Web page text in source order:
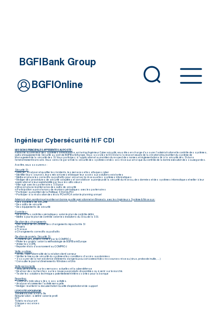
BGFIBank Group
BGFIOnline
Ingénieur Cybersécurité H/F CDI
MISSIONS PRINCIPALES AFFERENTES AU POSTE :
Rattaché au Directeur des Systèmes d’Informations, en tant qu’Ingénieur Cybersécurité, vous êtes en charge d’assurer l’administration et le contrôle des systèmes,
outils et équipement de Sécurité au sein de BGFIBank Europe. Vous assistez le RSSI dans la mise en œuvre de la création et/ou maintien du système de
Management de la sécurité des SI. Vous participez à l’application et au maintien du respect des normes et règlementations lié à la sécurité des SI dans
l’environnement bancaire. Vous serez le garant de la sécurité des systèmes et des ses réseaux ainsi que du contrôle de la bonne exécution des sauvegardes.
A ce titre, vous assurerez :
Sécurité SI :
• Détecter, analyser et qualifier les incidents, les menaces et les attaques cyber
• Identifier leurs sources, leurs mécanismes et bloquer leur accès aux solutions existantes
• Mettre en place les correctifs ou palliatifs pour sécuriser le réseau et les systèmes informatiques
• Rédiger des procédures de sécurité adaptées et sensibiliser aux enjeux de la sécurité du réseau, des données et des systèmes informatiques et veiller à leur
application et à leur exploitabilité par tous les utilisateurs
• Interagir avec les partenaires SSI pour
o Mise en place/ maintenance des outils de sécurité
o Participation aux instances de réunions périodiques avec les partenaires
• Participer au maintien de la Politique SSI et du PCI
• Participer à la réalisation des tests PCI et PCA selon le planning annuel
Administration, monitoring et maintien en bonne qualité opérationnel en Binomats avec les Ingénieurs Système & Réseaux :
• Des systèmes de sécurité
• Des outils de sécurité
• Des équipements de sécurité
Contrôles :
• Réaliser les contrôles périodiques selon le plan de contrôle défini.
• Mettre à jour le plan de contrôle selon les évolutions du SI ou de la SSI.
Gestion des changements
• Être acteur de l’ensemble des changements impactant le SI
o Projets
o Travaux
o Changements correctifs ou palliatifs
Gestion de projets Sécurité SI :
• Chefferie des projets confiés par le COMPROJ
• Piloter les projets selon la méthodologie de BGFIBank Europe
• Animer les COPIL
• Reporter états d’avancement au COMPROJ
Veille système :
• Vérifier l’opérationnalité de la relation client/ serveur
• Vérifier le niveau de sécurité du système et les conditions d’accès aux données
• S’assurer de la non-existence d’éléments dangereux ou consommant des ressources réseau (virus, protocole inutile, …)
• Consulter le journal d’événements Windows et Unix
Veille permanente
• Veille permanente sur les menaces actuelles et la cyberdéfense
• Réaliser des recherches sur les nouveaux produits disponibles ou à venir sur le marché.
• Tester les solutions techniques potentiellement intéressantes pour la banque
Reporting :
• Suivre les indicateurs liés à ses activités.
• Analyser et commenter l’activité mensuelle
• Rédiger / maintenir la documentation Qualité d’exploitation et de support
LE POSTE A POURVOIR
Société basée à Paris 8e
Rémunération : à définir selon le profil
RTT
Tickets restaurant
Chèques vacances
CSE